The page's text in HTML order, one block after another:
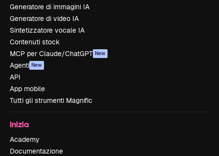
Generatore di immagini IA
Generatore di video IA
Sintetizzatore vocale IA
Contenuti stock
MCP per Claude/ChatGPT New
Agenti New
API
App mobile
Tutti gli strumenti Magnific
Inizia
Academy
Documentazione